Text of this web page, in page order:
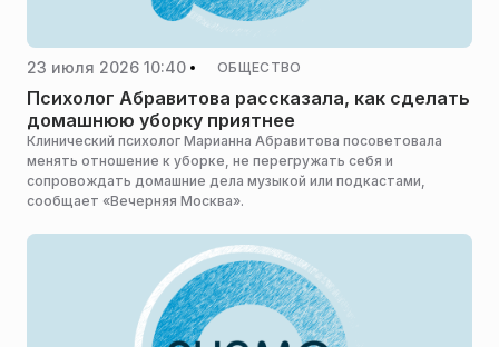
23 июля 2026 10:40 ОБЩЕСТВО
Психолог Абравитова рассказала, как сделать
домашнюю уборку приятнее
Клинический психолог Марианна Абравитова посоветовала
менять отношение к уборке, не перегружать себя и
сопровождать домашние дела музыкой или подкастами,
сообщает «Вечерняя Москва».